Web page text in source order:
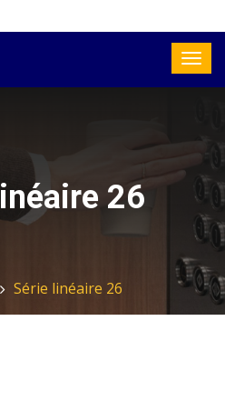
26
Série linéaire 26